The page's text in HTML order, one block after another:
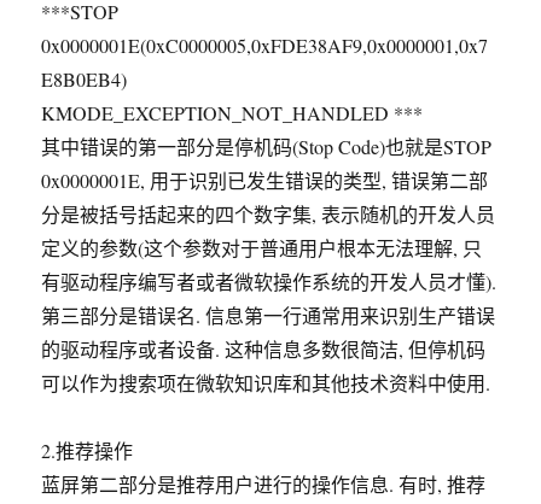
***STOP
0x0000001E(0xC0000005,0xFDE38AF9,0x0000001,0x7
E8B0EB4)
KMODE_EXCEPTION_NOT_HANDLED ***
其中错误的第一部分是停机码(Stop Code)也就是STOP
0x0000001E, 用于识别已发生错误的类型, 错误第二部
分是被括号括起来的四个数字集, 表示随机的开发人员
定义的参数(这个参数对于普通用户根本无法理解, 只
有驱动程序编写者或者微软操作系统的开发人员才懂).
第三部分是错误名. 信息第一行通常用来识别生产错误
的驱动程序或者设备. 这种信息多数很简洁, 但停机码
可以作为搜索项在微软知识库和其他技术资料中使用.
2.推荐操作
蓝屏第二部分是推荐用户进行的操作信息. 有时, 推荐